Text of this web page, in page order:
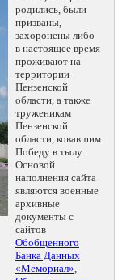
родились, были
призваны,
захоронены либо
в настоящее время
проживают на
территории
Пензенской
области, а также
труженикам
Пензенской
области, ковавшим
Победу в тылу.
Основой
наполнения сайта
являются военные
архивные
документы с
сайтов
Обобщенного
Банка Данных
«Мемориал»,